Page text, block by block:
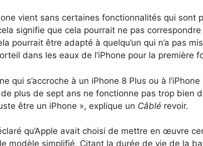
vient sans certaines fonctionnalités qui sont
signifie que cela pourrait ne pas
pourrait être adapté à quelqu’un qui n’a pas
dans les eaux de l’iPhone pour la première
qui s’accroche à un iPhone 8 Plus ou à
plus de sept ans ne fonctionne pas trop bien
être un iPhone », explique un Câblé revoir.
qu’Apple avait choisi de mettre en œuvre
modèle simplifié, Citant la durée de vie de la